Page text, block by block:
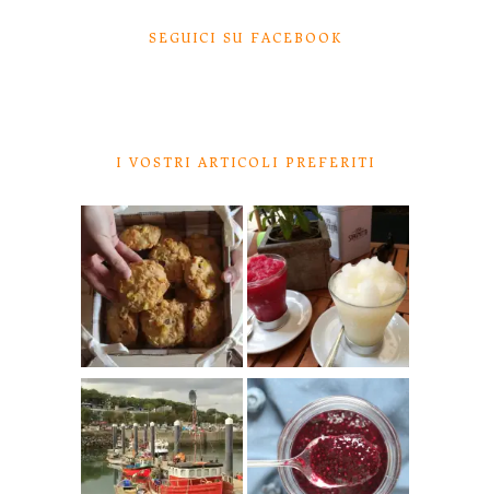
SEGUICI SU FACEBOOK
I VOSTRI ARTICOLI PREFERITI